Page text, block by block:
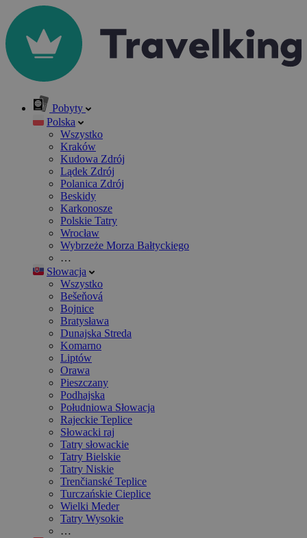
Pobyty
Polska
Wszystko
Kraków
Kudowa Zdrój
Lądek Zdrój
Polanica Zdrój
Beskidy
Karkonosze
Polskie Tatry
Wrocław
Wybrzeże Morza Bałtyckiego
…
Słowacja
Wszystko
Bešeňová
Bojnice
Bratysława
Dunajska Streda
Komarno
Liptów
Orawa
Pieszczany
Podhajska
Południowa Słowacja
Rajeckie Teplice
Słowacki raj
Tatry słowackie
Tatry Bielskie
Tatry Niskie
Trenčianské Teplice
Turczańskie Cieplice
Wielki Meder
Tatry Wysokie
…